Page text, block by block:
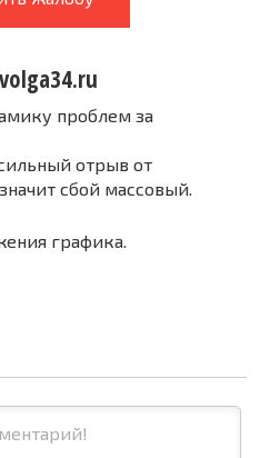
проблем за
отрыв от
сбой массовый.
графика.